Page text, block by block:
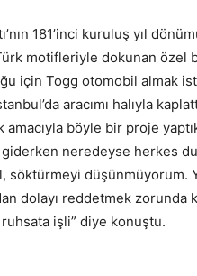
181’inci kuruluş yıl
motifleriyle dokunan özel
için Togg otomobil almak
aracımı halıyla
amacıyla böyle bir proje
neredeyse herkes
söktürmeyi düşünmüyorum.
dolayı reddetmek zorunda
ruhsata işli” diye konuştu.